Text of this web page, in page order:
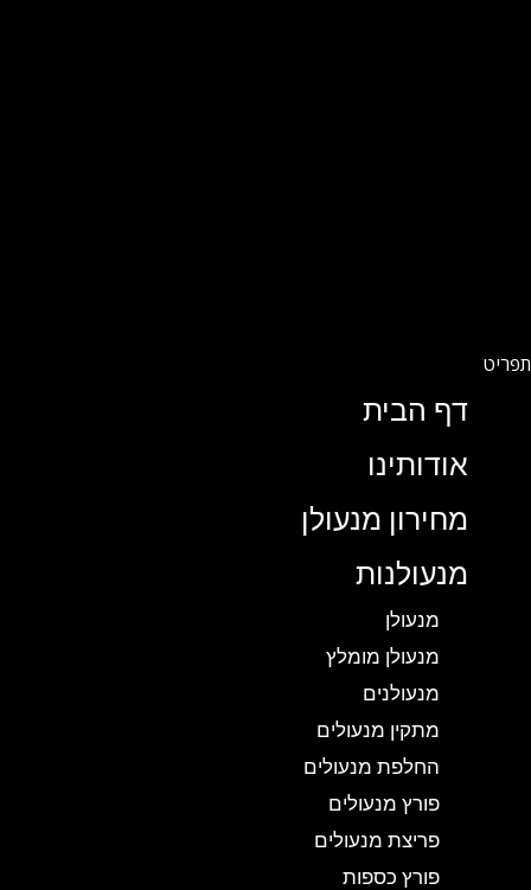
דף הבית
אודותינו
מחירון מנעולן
מנעולנות
מנעולן
מנעולן מומלץ
מנעולנים
מתקין מנעולים
החלפת מנעולים
פורץ מנעולים
פריצת מנעולים
פורץ כספות